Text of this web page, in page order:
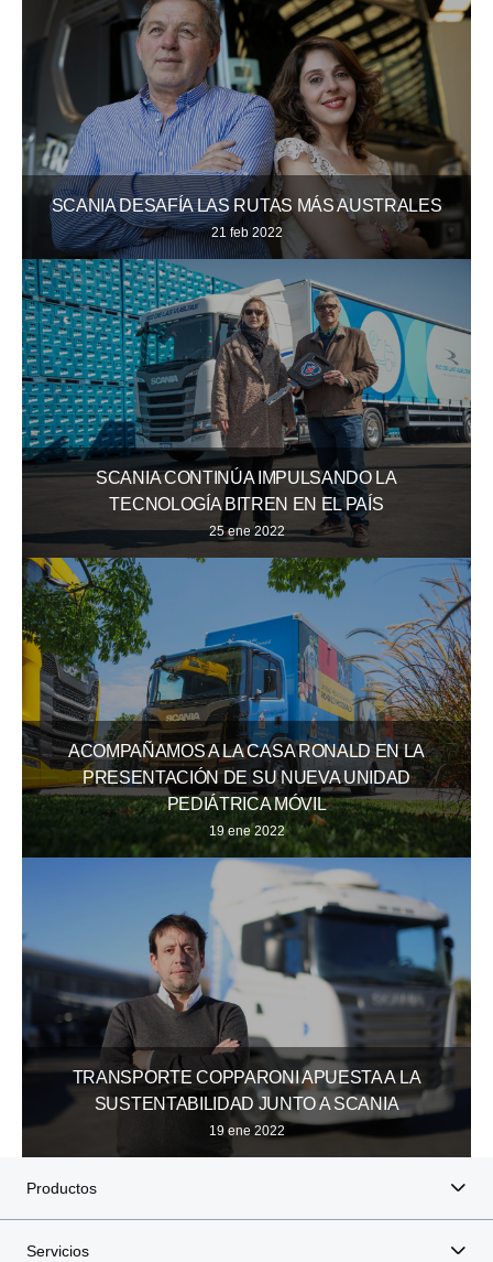
SCANIA DESAFÍA LAS RUTAS MÁS AUSTRALES
21 feb 2022
SCANIA CONTINÚA IMPULSANDO LA
TECNOLOGÍA BITREN EN EL PAÍS
25 ene 2022
ACOMPAÑAMOS A LA CASA RONALD EN LA
PRESENTACIÓN DE SU NUEVA UNIDAD
PEDIÁTRICA MÓVIL
19 ene 2022
TRANSPORTE COPPARONI APUESTA A LA
SUSTENTABILIDAD JUNTO A SCANIA
19 ene 2022
Productos
Servicios